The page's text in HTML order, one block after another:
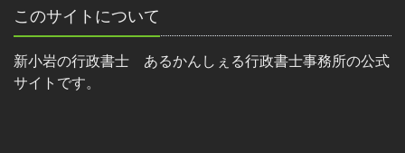
このサイトについて
新小岩の行政書士 あるかんしぇる行政書士事務所の公式
サイトです。